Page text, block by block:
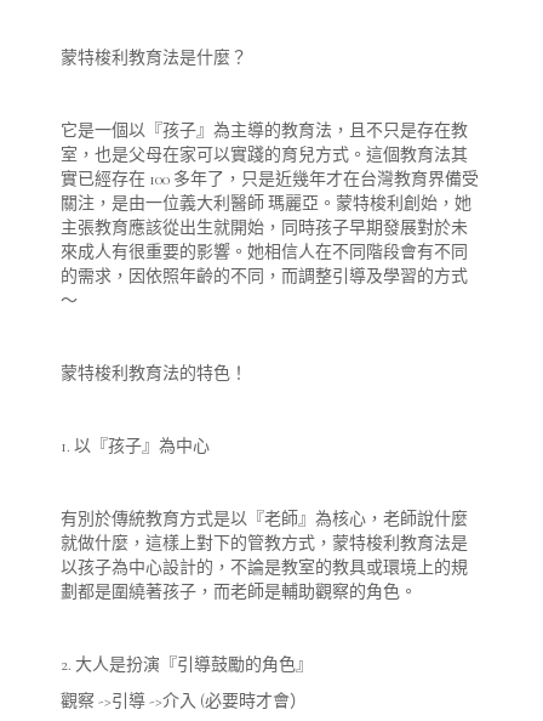
蒙特梭利教育法是什麼？
它是一個以『孩子』為主導的教育法，且不只是存在教
室，也是父母在家可以實踐的育兒方式。這個教育法其
實已經存在 100 多年了，只是近幾年才在台灣教育界備受
關注，是由一位義大利醫師 瑪麗亞。蒙特梭利創始，她
主張教育應該從出生就開始，同時孩子早期發展對於未
來成人有很重要的影響。她相信人在不同階段會有不同
的需求，因依照年齡的不同，而調整引導及學習的方式
～
蒙特梭利教育法的特色！
1. 以『孩子』為中心
有別於傳統教育方式是以『老師』為核心，老師說什麼
就做什麼，這樣上對下的管教方式，蒙特梭利教育法是
以孩子為中心設計的，不論是教室的教具或環境上的規
劃都是圍繞著孩子，而老師是輔助觀察的角色。
2. 大人是扮演『引導鼓勵的角色』
觀察 ->引導 ->介入 (必要時才會）